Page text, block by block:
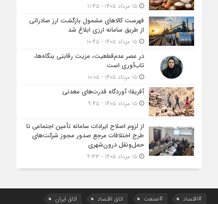
۱۵ مرداد ۱۴۰۵ - ۱۱:۴۵
فهرست کالاهای مشمول بازگشت ارز صادراتی
از طریق سامانه ارزی ابلاغ شد
۱۵ مرداد ۱۴۰۵ - ۱۰:۴۵
در عصر عدم‌قطعیت، مزیت رقابتی بنگاه‌ها،
تاب‌آوری است
۱۵ مرداد ۱۴۰۵ - ۱۰:۰۵
آفریقا؛ آوردگاه قدرت‌های معدنی
۱۵ مرداد ۱۴۰۵ - ۹:۴۵
از لزوم اصلاح ایرادات سامانه تأمین اجتماعی تا
طرح اختلافات مرجع صدور مجوز شرکت‌های
حمل‌ونقل درون‌شهری
۱۵ مرداد ۱۴۰۵ - ۹:۳۳
#اقتصاد #صنعت اتاق اقتصاد
اتاق ایران